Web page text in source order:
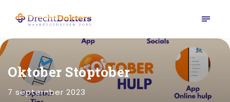
Oktober Stoptober
7 september 2023